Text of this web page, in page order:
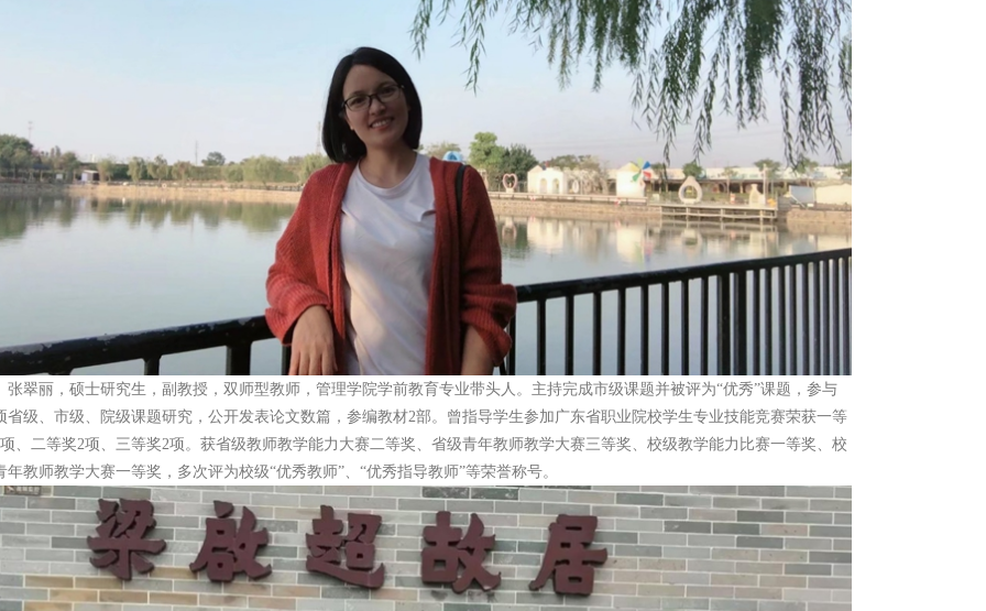
张翠丽，硕士研究生，副教授，双师型教师，管理学院学前教育专业带头人。主持完成市级课题并被评为“优秀”课题，参与
省级、市级、院级课题研究，公开发表论文数篇，参编教材2部。曾指导学生参加广东省职业院校学生专业技能竞赛荣获一等
、二等奖2项、三等奖2项。获省级教师教学能力大赛二等奖、省级青年教师教学大赛三等奖、校级教学能力比赛一等奖、校
年教师教学大赛一等奖，多次评为校级“优秀教师”、“优秀指导教师”等荣誉称号。